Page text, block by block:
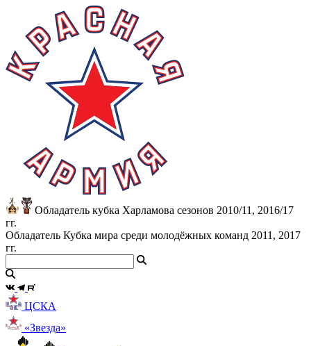
Обладатель кубка Харламова сезонов 2010/11, 2016/17
гг.
Обладатель Кубка мира среди молодёжных команд 2011, 2017
гг.
ЦСКА
«Звезда»